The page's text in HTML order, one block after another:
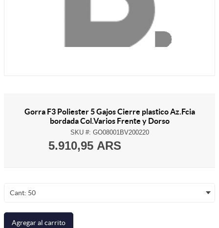
Gorra F3 Poliester 5 Gajos Cierre plastico Az.Fcia
bordada Col.Varios Frente y Dorso
SKU #: GO08001BV200220
5.910,95 ARS
Cant: 50
Agregar al carrito